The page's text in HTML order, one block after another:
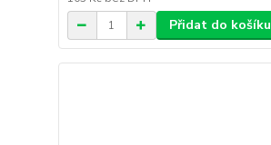
Přidat do košíku